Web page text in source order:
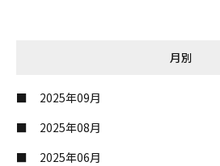
月別
2025年09月
2025年08月
2025年06月